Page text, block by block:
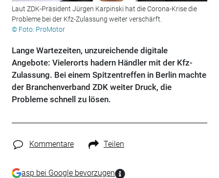
Laut ZDK-Präsident Jürgen Karpinski hat die Corona-Krise die
Probleme bei der Kfz-Zulassung weiter verschärft.
© Foto: ProMotor
Lange Wartezeiten, unzureichende digitale
Angebote: Vielerorts hadern Händler mit der Kfz-
Zulassung. Bei einem Spitzentreffen in Berlin machte
der Branchenverband ZDK weiter Druck, die
Probleme schnell zu lösen.
Kommentare Teilen
asp bei Google bevorzugen